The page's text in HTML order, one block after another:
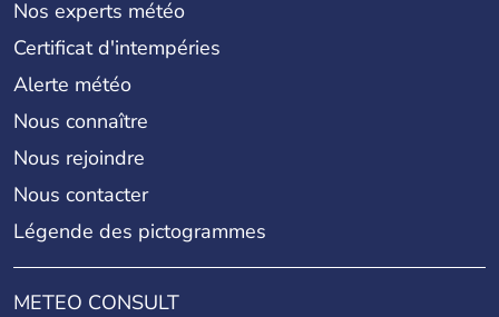
Nos experts météo
Certificat d'intempéries
Alerte météo
Nous connaître
Nous rejoindre
Nous contacter
Légende des pictogrammes
METEO CONSULT